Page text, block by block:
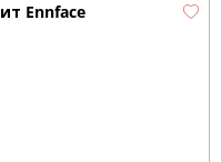
Ennface